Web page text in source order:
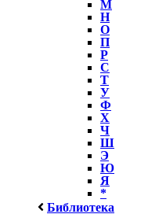
М
Н
О
П
Р
С
Т
У
Ф
Х
Ч
Ш
Э
Ю
Я
*
Библиотека